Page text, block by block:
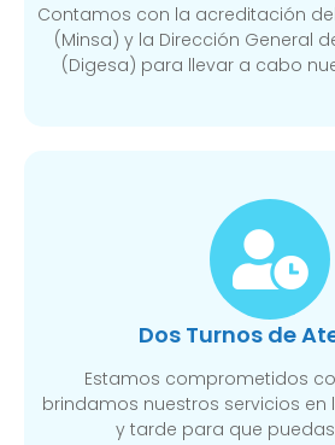
Contamos con la acreditación
(Minsa) y la Dirección General
(Digesa) para llevar a cabo
Dos Turnos de
Estamos comprometidos
brindamos nuestros servicios
y tarde para que